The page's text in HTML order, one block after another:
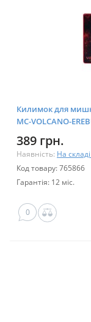
Килимок для
MC-VOLCANO-
389 грн.
Наявність: На
Код товару: 765866
Гарантія: 12 міс.
0